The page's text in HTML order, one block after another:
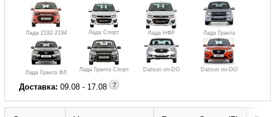
Лада 2192-2194 Лада Спорт Лада НФР Лада Гранта
Лада Гранта ФЛ Лада Гранта Спорт Datsun on-DO Datsun mi-DO
Доставка: 09.08 - 17.08